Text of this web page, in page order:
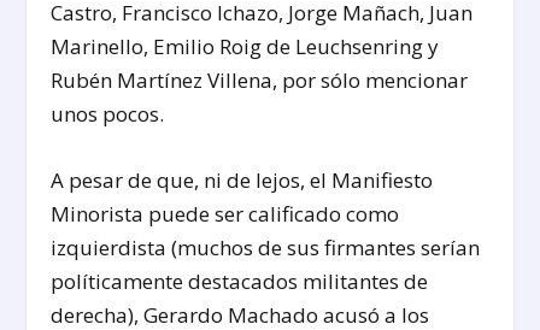
Castro, Francisco Ichazo, Jorge Mañach, Juan
Marinello, Emilio Roig de Leuchsenring y
Rubén Martínez Villena, por sólo mencionar
unos pocos.
A pesar de que, ni de lejos, el Manifiesto
Minorista puede ser calificado como
izquierdista (muchos de sus firmantes serían
políticamente destacados militantes de
derecha), Gerardo Machado acusó a los